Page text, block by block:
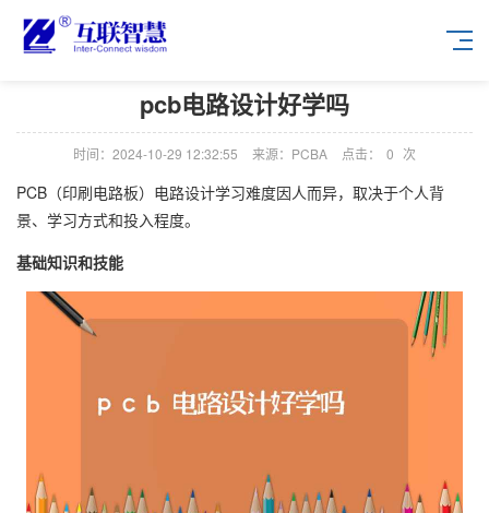
pcb电路设计好学吗
时间：2024-10-29 12:32:55 来源：PCBA 点击： 0 次
PCB（印刷电路板）电路设计学习难度因人而异，取决于个人背
景、学习方式和投入程度。
基础知识和技能